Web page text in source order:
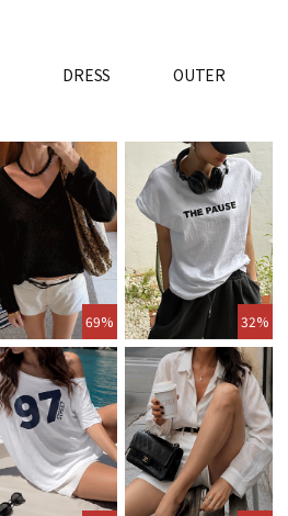
DRESS OUTER
69% 32%